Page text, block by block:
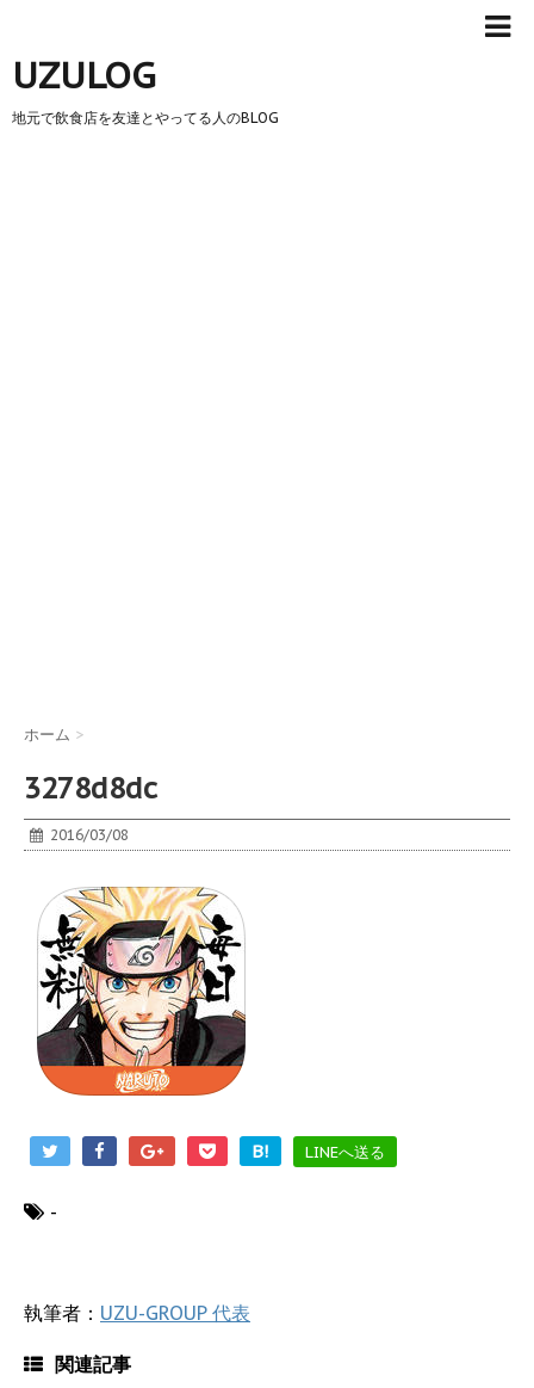
UZULOG
地元で飲食店を友達とやってる人のBLOG
ホーム >
3278d8dc
2016/03/08
B! LINEへ送る
-
執筆者： UZU-GROUP 代表
関連記事